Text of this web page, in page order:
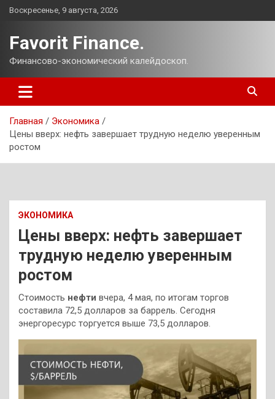
Перейти
Воскресенье, 9 августа, 2026
Favorit Finance.
Финансово-экономический калейдоскоп.
Главная
Экономика
Цены вверх: нефть завершает трудную неделю уверенным
ростом
ЭКОНОМИКА
Цены вверх: нефть завершает
трудную неделю уверенным
ростом
Стоимость нефти вчера, 4 мая, по итогам торгов
составила 72,5 долларов за баррель. Сегодня
энергоресурс торгуется выше 73,5 долларов.